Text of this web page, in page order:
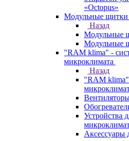
«Octopus»
Модульные щитки
Назад
Модульные
Модульные
"RAM klima" -
микроклимата
Назад
"RAM klima"
Устройства
Аксессуары